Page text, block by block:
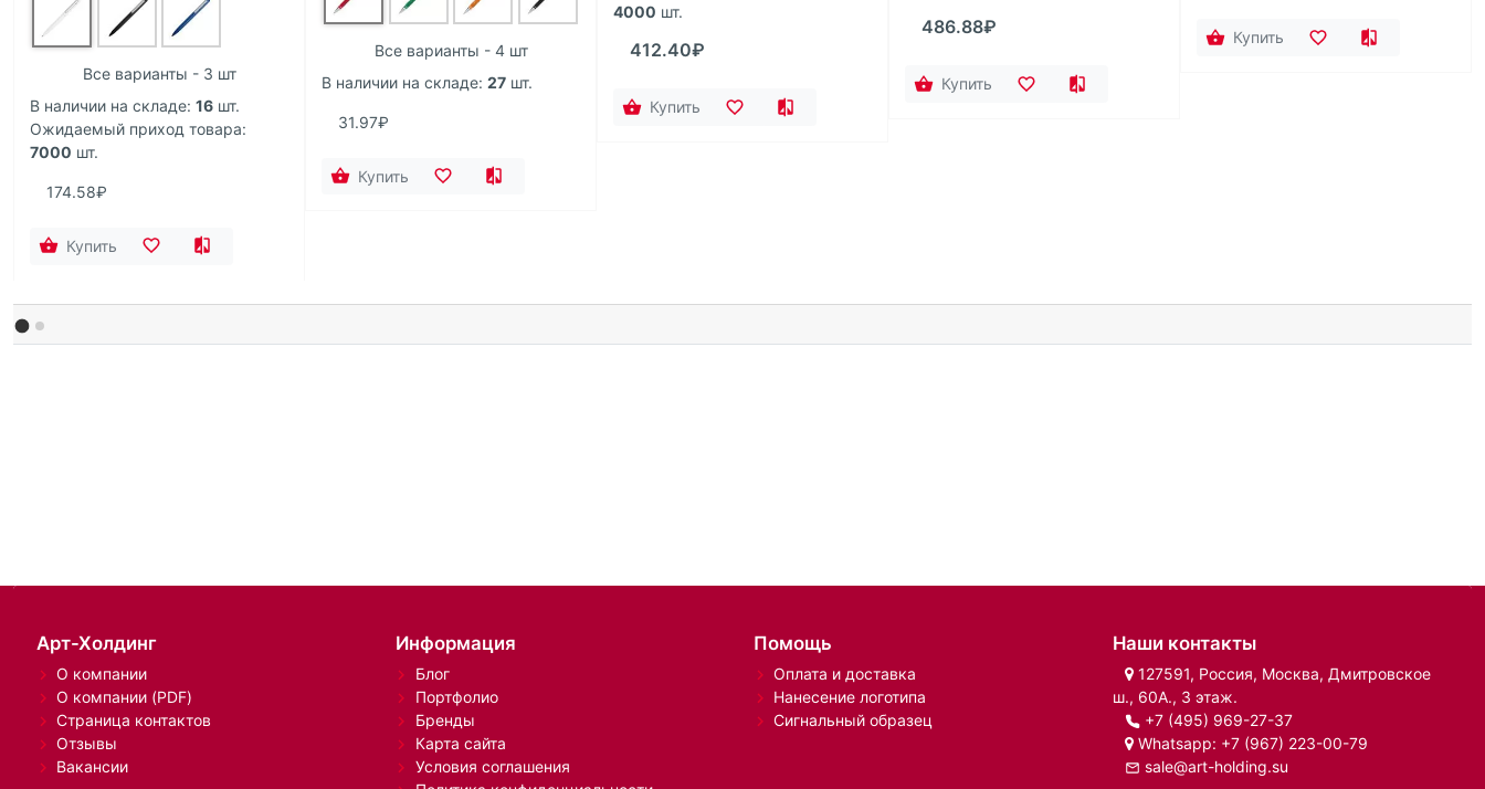
Все варианты - 3 шт
В наличии на складе: 16 шт.
Ожидаемый приход товара:
7000 шт.
174.58₽
Купить
Все варианты - 4 шт
В наличии на складе: 27 шт.
31.97₽
Купить
4000 шт.
412.40₽
Купить
486.88₽
Купить
Купить
Арт-Холдинг
О компании
О компании (PDF)
Страница контактов
Отзывы
Вакансии
Информация
Блог
Портфолио
Бренды
Карта сайта
Условия соглашения
Помощь
Оплата и доставка
Нанесение логотипа
Сигнальный образец
Наши контакты
127591, Россия, Москва, Дмитровское
ш., 60А., 3 этаж.
+7 (495) 969-27-37
Whatsapp: +7 (967) 223-00-79
sale@art-holding.su